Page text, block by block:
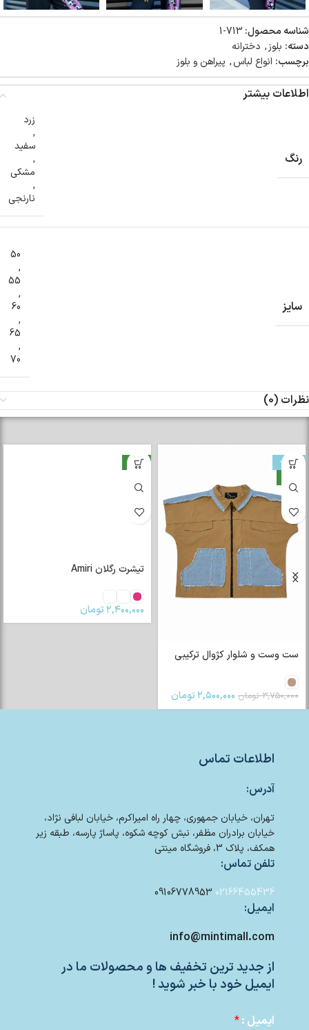
شناسه محصول: 713-1
دسته: بلوز, دخترانه
برچسب: انواع لباس, پیراهن و بلوز
اطلاعات بیشتر
رنگ
زرد
,
سفید
,
مشکی
,
نارنجی
سایز
50
,
55
,
60
,
65
,
70
نظرات (0)
-33%
ست وست و شلوار کژوال ترکیبی
۳,۷۵۰,۰۰۰ تومان ۲,۵۰۰,۰۰۰تومان
جدید
تیشرت رگلان Amiri
۲,۴۰۰,۰۰۰تومان
اطلاعات تماس
آدرس:
تهران، خیابان جمهوری، چهار راه امیراکرم، خیابان لبافی نژاد،
خیابان برادران مظفر، نبش کوچه شکوه، پاساژ پارسه، طبقه زیر
همکف، پلاک 3، فروشگاه مینتی
تلفن تماس:
02166455436
09106778953
ایمیل:
info@mintimall.com
از جدید ترین تخفیف ها و محصولات ما در
ایمیل خود با خبر شوید !
ایمیل :*